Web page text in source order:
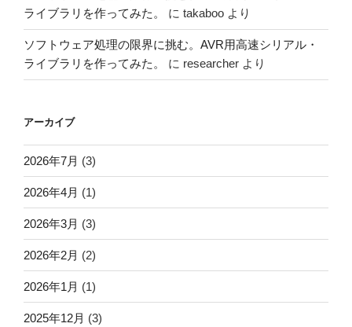
ライブラリを作ってみた。
に takaboo より
ソフトウェア処理の限界に挑む。AVR用高速シリアル・
ライブラリを作ってみた。
に researcher より
アーカイブ
2026年7月 (3)
2026年4月 (1)
2026年3月 (3)
2026年2月 (2)
2026年1月 (1)
2025年12月 (3)